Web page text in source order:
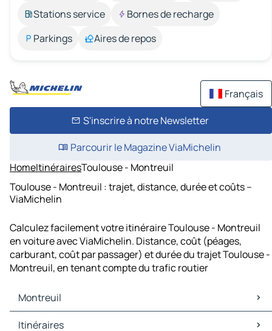
Stations service
Bornes de recharge
Parkings
Aires de repos
Français
S'inscrire à notre Newsletter
Parcourir le Magazine ViaMichelin
HomeItinérairesToulouse - Montreuil
Toulouse - Montreuil : trajet, distance, durée et coûts –
ViaMichelin
Calculez facilement votre itinéraire Toulouse - Montreuil
en voiture avec ViaMichelin. Distance, coût (péages,
carburant, coût par passager) et durée du trajet Toulouse -
Montreuil, en tenant compte du trafic routier
Montreuil
Montreuil Cartes et plans
Itinéraires